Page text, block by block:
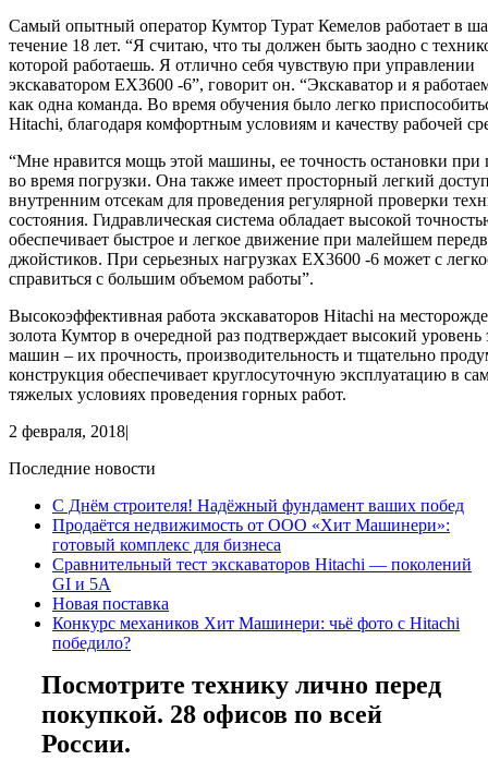
Самый опытный оператор Кумтор Турат Кемелов работает в
течение 18 лет. “Я считаю, что ты должен быть заодно с
которой работаешь. Я отлично себя чувствую при управлении
экскаватором EX3600 -6”, говорит он. “Экскаватор и я
как одна команда. Во время обучения было легко
Hitachi, благодаря комфортным условиям и качеству рабочей
“Мне нравится мощь этой машины, ее точность остановки при
во время погрузки. Она также имеет просторный легкий
внутренним отсекам для проведения регулярной проверки
состояния. Гидравлическая система обладает высокой
обеспечивает быстрое и легкое движение при малейшем
джойстиков. При серьезных нагрузках EX3600 -6 может с
справиться с большим объемом работы”.
Высокоэффективная работа экскаваторов Hitachi на
золота Кумтор в очередной раз подтверждает высокий уровень
машин – их прочность, производительность и тщательно
конструкция обеспечивает круглосуточную эксплуатацию в
тяжелых условиях проведения горных работ.
2 февраля, 2018|
Последние новости
С Днём строителя! Надёжный фундамент ваших побед
Продаётся недвижимость от ООО «Хит Машинери»:
готовый комплекс для бизнеса
Сравнительный тест экскаваторов Hitachi — поколений
GI и 5A
Новая поставка
Конкурс механиков Хит Машинери: чьё фото с Hitachi
победило?
Посмотрите технику лично перед
покупкой. 28 офисов по всей
России.